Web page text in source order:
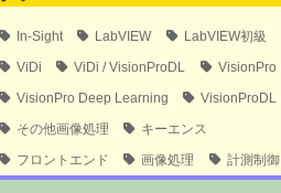
In-Sight LabVIEW
LabVIEW初級
ViDi
ViDi / VisionProDL
VisionPro
VisionPro Deep Learning
VisionProDL
その他画像処理
キーエンス
フロントエンド
画像処理 計測制御